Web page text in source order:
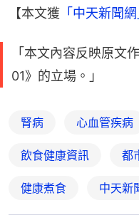
【本文獲 「中天新聞網
「本文內容反映原文
01》的立場。」
腎病 心血管疾病
飲食健康資訊 都
健康煮食 中天新